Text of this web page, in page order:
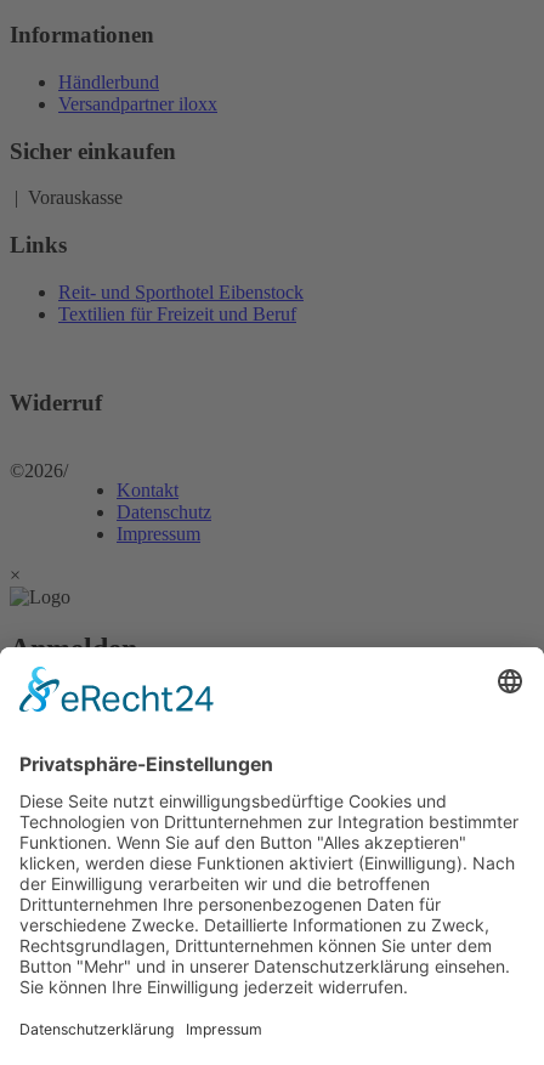
Informationen
Händlerbund
Versandpartner iloxx
Sicher einkaufen
| Vorauskasse
Links
Reit- und Sporthotel Eibenstock
Textilien für Freizeit und Beruf
Widerruf
©2026/
Kontakt
Datenschutz
Impressum
×
Anmelden
Passwort vergessen?
Angemeldet bleiben
Anmelden
Zum Inhalt springen
Vertrag widerrufen
Werkzeugleiste öffnen